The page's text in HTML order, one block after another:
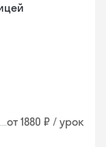
от 1880 ₽ / урок